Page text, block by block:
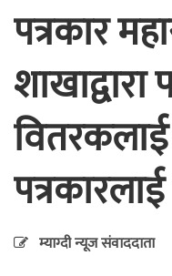
पत्रकार
शाखाद्वारा
म्याग्दी न्यूज संवाददाता